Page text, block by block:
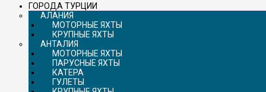
ГОРОДА ТУРЦИИ
АЛАНИЯ
МОТОРНЫЕ ЯХТЫ
КРУПНЫЕ ЯХТЫ
АНТАЛИЯ
МОТОРНЫЕ ЯХТЫ
ПАРУСНЫЕ ЯХТЫ
КАТЕРА
ГУЛЕТЫ